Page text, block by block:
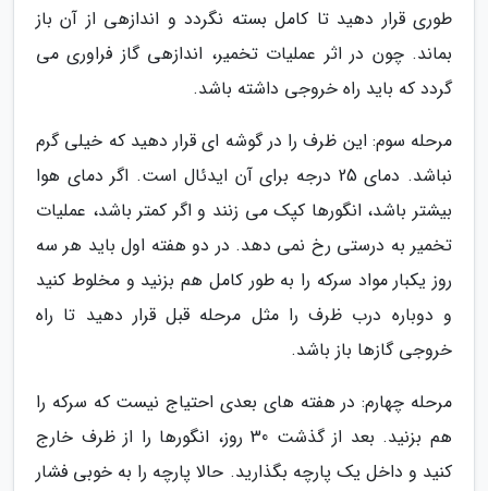
طوری قرار دهید تا کامل بسته نگردد و اندازهی از آن باز
بماند. چون در اثر عملیات تخمیر، اندازهی گاز فراوری می
گردد که باید راه خروجی داشته باشد.
مرحله سوم: این ظرف را در گوشه ای قرار دهید که خیلی گرم
نباشد. دمای 25 درجه برای آن ایدئال است. اگر دمای هوا
بیشتر باشد، انگورها کپک می زنند و اگر کمتر باشد، عملیات
تخمیر به درستی رخ نمی دهد. در دو هفته اول باید هر سه
روز یکبار مواد سرکه را به طور کامل هم بزنید و مخلوط کنید
و دوباره درب ظرف را مثل مرحله قبل قرار دهید تا راه
خروجی گازها باز باشد.
مرحله چهارم: در هفته های بعدی احتیاج نیست که سرکه را
هم بزنید. بعد از گذشت 30 روز، انگورها را از ظرف خارج
کنید و داخل یک پارچه بگذارید. حالا پارچه را به خوبی فشار